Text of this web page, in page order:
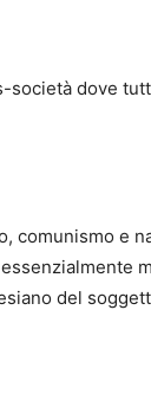
società dove
e
del